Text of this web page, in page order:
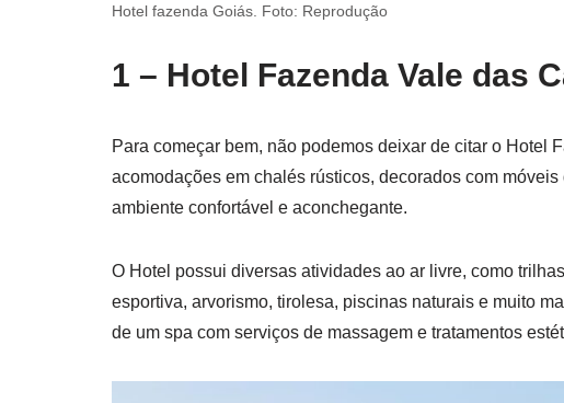
Hotel fazenda Goiás. Foto: Reprodução
1 – Hotel Fazenda Vale das
Para começar bem, não podemos deixar de citar o Hotel
acomodações em chalés rústicos, decorados com
ambiente confortável e aconchegante.
O Hotel possui diversas atividades ao ar livre, como
esportiva, arvorismo, tirolesa, piscinas naturais e muito
de um spa com serviços de massagem e tratamentos